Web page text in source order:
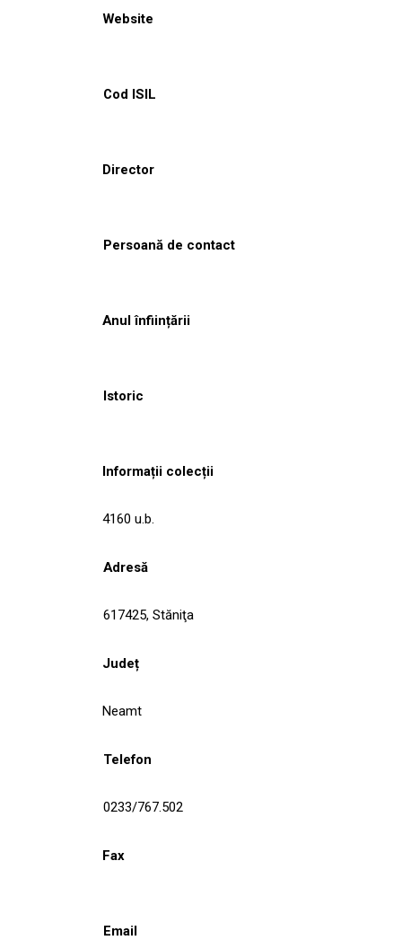
Website
Cod ISIL
Director
Persoană de contact
Anul înființării
Istoric
Informații colecții
4160 u.b.
Adresă
617425, Stăniţa
Județ
Neamt
Telefon
0233/767.502
Fax
Email